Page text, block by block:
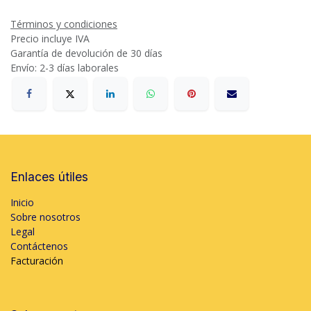
Términos y condiciones
Precio incluye IVA
Garantía de devolución de 30 días
Envío: 2-3 días laborales
Enlaces útiles
Inicio
Sobre nosotros
Legal
Contáctenos
Facturación